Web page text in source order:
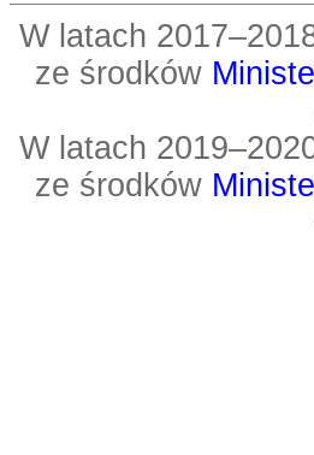
W latach
ze środków
W latach
ze środków